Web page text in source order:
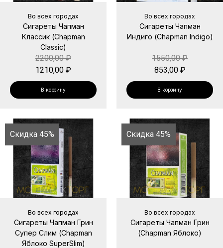
Во всех городах
Сигареты Чапман
Классик (Chapman
Classic)
2200,00₽
1210,00 ₽
В корзину
Во всех городах
Сигареты Чапман
Индиго (Chapman Indigo)
1550,00₽
853,00 ₽
В корзину
Скидка 45%
Во всех городах
Сигареты Чапман Грин
Супер Слим (Chapman
Яблоко SuperSlim)
Скидка 45%
Во всех городах
Сигареты Чапман Грин
(Chapman Яблоко)